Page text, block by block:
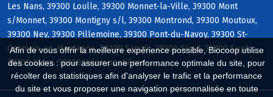
Afin de vous offrir la meilleure expérience possible, Biocoop utilise
des cookies : pour assurer une performance optimale du site, pour
récolter des statistiques afin d'analyser le trafic et la performance
du site et vous proposer une navigation personnalisée en toute
Les Nans, 39300 Loulle, 39300 Monnet-la-Ville, 39300 Mont
s/Monnet, 39300 Montigny s/l, 39300 Montrond, 39300 Moutoux,
39300 Ney, 39300 Pillemoine, 39300 Pont-du-Navoy, 39300 St-
Germain-en-Montagne, 39300 Sapois, 39300 Sirod, 39300 Supt,
39300 Syam, 39300 Valempoulières